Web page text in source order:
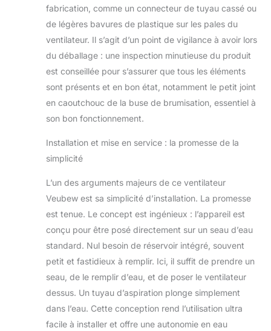
ventilateur
brumisateur
portable
rechargeable
adopte un moteur
sans balais,
silencieux et
ventilateur de
d'un pulvérisateur à
4500 ml/h, 6000
ml/H) et d'une
fonction de réglage
vent à 4 vitesses (4
m/s, 5 m/s, 6 m/s, 7
m/s) pour répondre
à des besoins de
diversifiés. Le
design tactile des
boutons et
fabrication, comme un connecteur de tuyau cassé ou
de légères bavures de plastique sur les pales du
ventilateur. Il s’agit d’un point de vigilance à avoir lors
du déballage : une inspection minutieuse du produit
est conseillée pour s’assurer que tous les éléments
sont présents et en bon état, notamment le petit joint
en caoutchouc de la buse de brumisation, essentiel à
son bon fonctionnement.
Installation et mise en service : la promesse de la
simplicité
L’un des arguments majeurs de ce ventilateur
Veubew est sa simplicité d’installation. La promesse
est tenue. Le concept est ingénieux : l’appareil est
conçu pour être posé directement sur un seau d’eau
standard. Nul besoin de réservoir intégré, souvent
petit et fastidieux à remplir. Ici, il suffit de prendre un
seau, de le remplir d’eau, et de poser le ventilateur
dessus. Un tuyau d’aspiration plonge simplement
dans l’eau. Cette conception rend l’utilisation ultra
facile à installer et offre une autonomie en eau